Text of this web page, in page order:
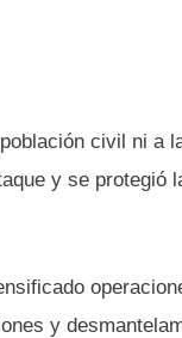
civil ni a
y se protegió
y